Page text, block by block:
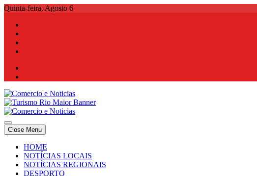
Skip
content
Quinta-feira, Agosto 6
Comercio e Noticias
Notícias e Publicidade Online
Comercio e Noticias
Notícias e Publicidade Online
Close Menu
HOME
NOTÍCIAS LOCAIS
NOTÍCIAS REGIONAIS
DESPORTO